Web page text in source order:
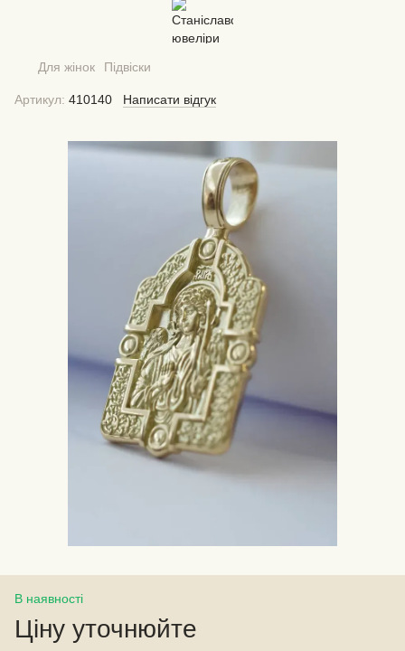
Для жінок Підвіски
Артикул: 410140 Написати відгук
В наявності
Ціну уточнюйте